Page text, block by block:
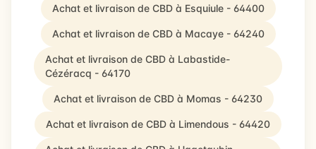
Achat et livraison de CBD à Esquiule - 64400
Achat et livraison de CBD à Macaye - 64240
Achat et livraison de CBD à Labastide-
Cézéracq - 64170
Achat et livraison de CBD à Momas - 64230
Achat et livraison de CBD à Limendous - 64420